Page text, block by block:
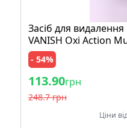
Засіб для
VANISH Oxi Action
банка
- 54%
113.90грн
248.7 грн
Ціни